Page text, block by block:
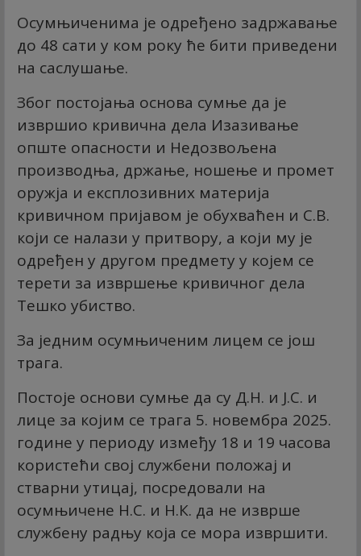
Осумњиченима је одређено задржавање
до 48 сати у ком року ће бити приведени
на саслушање.
Због постојања основа сумње да је
извршио кривична дела Изазивање
опште опасности и Недозвољена
производња, држање, ношење и промет
оружја и експлозивних материја
кривичном пријавом је обухваћен и С.В.
који се налази у притвору, а који му је
одређен у другом предмету у којем се
терети за извршење кривичног дела
Тешко убиство.
За једним осумњиченим лицем се још
трага.
Постоје основи сумње да су Д.Н. и Ј.С. и
лице за којим се трага 5. новембра 2025.
године у периоду између 18 и 19 часова
користећи свој службени положај и
стварни утицај, посредовали на
осумњичене Н.С. и Н.К. да не изврше
службену радњу која се мора извршити.